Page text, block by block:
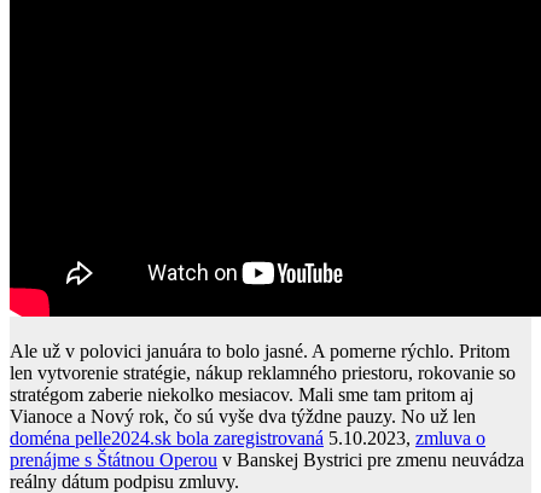
Ale už v polovici januára to bolo jasné. A pomerne rýchlo. Pritom
len vytvorenie stratégie, nákup reklamného priestoru, rokovanie so
stratégom zaberie niekolko mesiacov. Mali sme tam pritom aj
Vianoce a Nový rok, čo sú vyše dva týždne pauzy. No už len
doména pelle2024.sk bola zaregistrovaná 5.10.2023, zmluva o
prenájme s Štátnou Operou v Banskej Bystrici pre zmenu neuvádza
reálny dátum podpisu zmluvy.